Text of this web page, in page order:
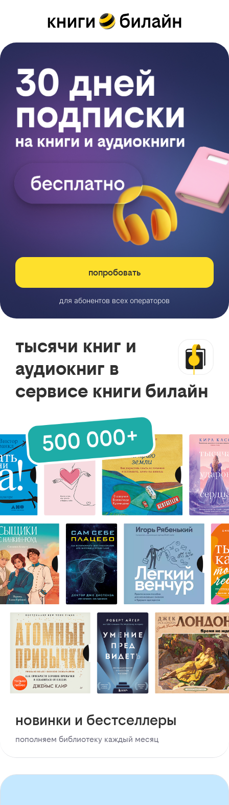
попробовать
для абонентов всех операторов
тысячи книг и
аудиокниг в
сервисе книги билайн
новинки и бестселлеры
пополняем библиотеку каждый месяц